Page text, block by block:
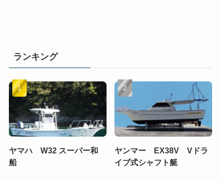
ランキング
ヤマハ W32 スーパー和
船
ヤンマー EX38V Vドラ
イブ式シャフト艇